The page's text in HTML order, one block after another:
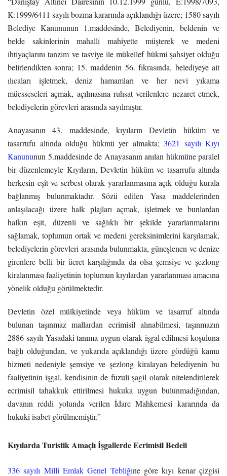
K:1999/6411 sayılı bozma kararında açıklandığı üzere; 1580 sayılı
Belediye Kanununun 1.maddesinde, Belediyenin, beldenin ve
belde sakinlerinin mahalli mahiyette müşterek ve medeni
ihtiyaçlarını tanzim ve tasviye ile mükellef hükmi şahsiyet olduğu
belirlendikten sonra; 15. maddenin 56. fıkrasında, belediyeye ait
ılıcaları işletmek, deniz hamamları ve her nevi yıkama
müesseseleri açmak, açılmasına ruhsat verilenlere nezaret etmek,
belediyelerin görevleri arasında sayılmıştır.
Anayasanın 43. maddesinde, kıyıların Devletin hüküm ve
tasarrufu altında olduğu hükmü yer almakta; 3621 sayılı Kıyı
Kanununun 5.maddesinde de Anayasanın anılan hükmüne paralel
bir düzenlemeyle Kıyıların, Devletin hüküm ve tasarrufu altında
herkesin eşit ve serbest olarak yararlanmasına açık olduğu kurala
bağlanmış bulunmaktadır. Sözü edilen Yasa maddelerinden
anlaşılacağı üzere halk plajları açmak, işletmek ve bunlardan
halkın eşit, düzenli ve sağlıklı bir şekilde yararlanmalarını
sağlamak, toplumun ortak ve medeni gereksinimlerini karşılamak,
belediyelerin görevleri arasında bulunmakta, güneşlenen ve denize
girenlere belli bir ücret karşılığında da olsa şemsiye ve şezlong
kiralanması faaliyetinin toplumun kıyılardan yararlanması amacına
yönelik olduğu görülmektedir.
Devletin özel mülkiyetinde veya hüküm ve tasarruf altında
bulunan taşınmaz mallardan ecrimisil alınabilmesi, taşınmazın
2886 sayılı Yasadaki tanıma uygun olarak işgal edilmesi koşuluna
bağlı olduğundan, ve yukarıda açıklandığı üzere gördüğü kamu
hizmeti nedeniyle şemsiye ve şezlong kiralayan belediyenin bu
faaliyetinin işgal, kendisinin de fuzuli şagil olarak nitelendirilerek
ecrimisil tahakkuk ettirilmesi hukuka uygun bulunmadığından,
davanın reddi yolunda verilen İdare Mahkemesi kararında da
hukuki isabet görülmemiştir.”
Kıyılarda Turistik Amaçlı İşgallerde Ecrimisil Bedeli
336 sayılı Milli Emlak Genel Tebliğine göre kıyı kenar çizgisi